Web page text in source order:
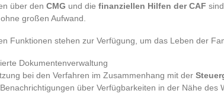
über den CMG und die finanziellen Hilfen der CAF
großen Aufwand.
Funktionen stehen zur Verfügung, um das Leben der
Dokumentenverwaltung
bei den Verfahren im Zusammenhang mit der
über Verfügbarkeiten in der Nähe des